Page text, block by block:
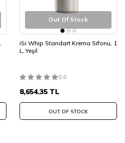
Out Of Stock
iSi Whip Standart Krema Sifonu, 1
L, Yeşil
0.0
8,654.35 TL
OUT OF STOCK